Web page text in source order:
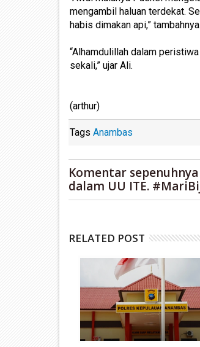
mengambil haluan terdekat.
habis dimakan api,” tambahnya.
“Alhamdulillah dalam
sekali,” ujar Ali.
(arthur)
Tags Anambas
Komentar
dalam UU ITE.
RELATED POST